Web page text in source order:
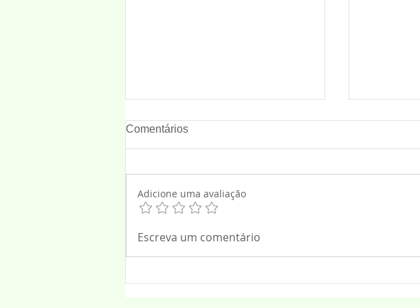
Bolsonaro, tornozeleira e
Comentários
Adicione uma avaliação
Escreva um comentário